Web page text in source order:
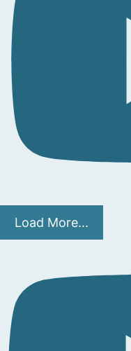
Load More...